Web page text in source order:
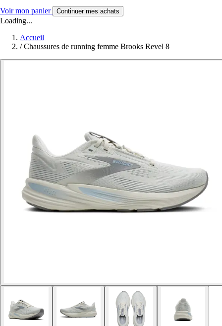
Voir mon panier Continuer mes achats
Loading...
Accueil
/ Chaussures de running femme Brooks Revel 8